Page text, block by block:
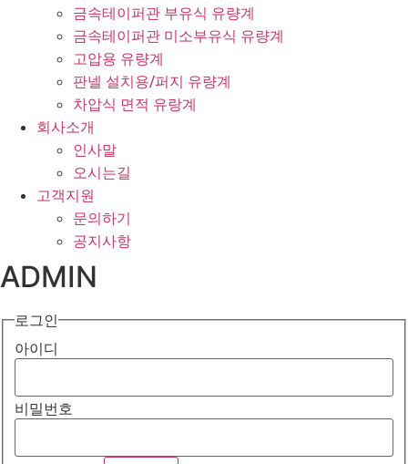
금속테이퍼관 부유식 유량계
금속테이퍼관 미소부유식 유량계
고압용 유량계
판넬 설치용/퍼지 유량계
차압식 면적 유랑계
회사소개
인사말
오시는길
고객지원
문의하기
공지사항
ADMIN
로그인
아이디
비밀번호